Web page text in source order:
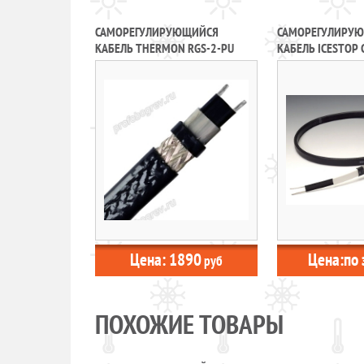
САМОРЕГУЛИРУЮЩИЙСЯ
КАБЕЛЬ THERMON RGS-2-PU
Цена:1890руб
КАБЕЛЬ ICESTOP
Цена:по
ПОХОЖИЕ ТОВАРЫ